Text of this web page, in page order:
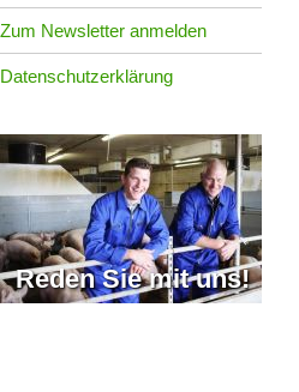
Zum Newsletter anmelden
Datenschutzerklärung
Reden Sie mit uns!